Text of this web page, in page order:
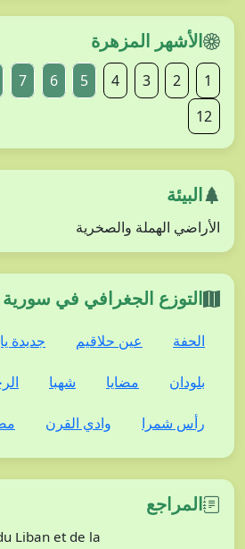
الأشهر المزهرة
1
2
3
4
5
6
7
12
البيئة
الأراضي الهملة والصخرية
التوزع الجغرافي في سورية
الحفة عين حلاقيم جديدة
بلودان مضايا شهبا
رأس شمرا وادي القرن
المراجع
Liban et de la